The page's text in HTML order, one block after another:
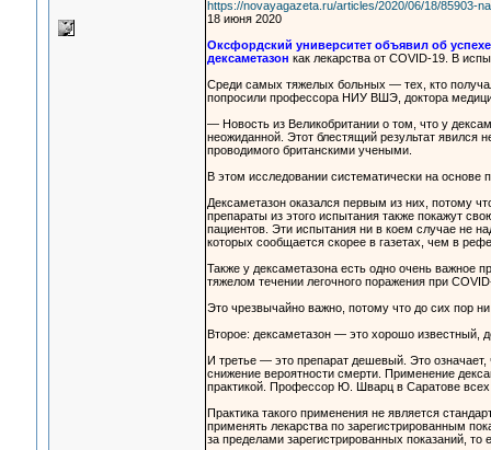
https://novayagazeta.ru/articles/2020/06/18/85903-
18 июня 2020
Оксфордский университет объявил об
дексаметазон как лекарства от COVID-19. В
Среди самых тяжелых больных — тех, кто
попросили профессора НИУ ВШЭ, доктора
— Новость из Великобритании о том, что у
неожиданной. Этот блестящий результат явился
проводимого британскими учеными.
В этом исследовании систематически на основе
Дексаметазон оказался первым из них, потому
препараты из этого испытания также покажут
пациентов. Эти испытания ни в коем случае не
которых сообщается скорее в газетах, чем в
Также у дексаметазона есть одно очень важное
тяжелом течении легочного поражения при
Это чрезвычайно важно, потому что до сих пор
Второе: дексаметазон — это хорошо известный,
И третье — это препарат дешевый. Это
снижение вероятности смерти. Применение
практикой. Профессор Ю. Шварц в Саратове
Практика такого применения не является
применять лекарства по зарегистрированным
за пределами зарегистрированных показаний, то